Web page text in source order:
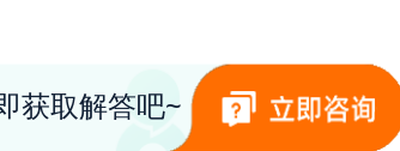
获取解答吧~